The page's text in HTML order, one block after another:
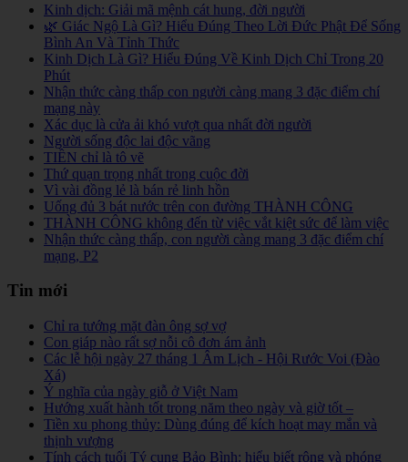
Kinh dịch: Giải mã mệnh cát hung, đời người
🌿 Giác Ngộ Là Gì? Hiểu Đúng Theo Lời Đức Phật Để Sống
Bình An Và Tỉnh Thức
Kinh Dịch Là Gì? Hiểu Đúng Về Kinh Dịch Chỉ Trong 20
Phút
Nhận thức càng thấp con người càng mang 3 đặc điểm chí
mạng này
Xác dục là cửa ải khó vượt qua nhất đời người
Người sống độc lai độc vãng
TIỀN chỉ là tô vẽ
Thứ quạn trọng nhất trong cuộc đời
Vì vài đồng lẻ là bán rẻ linh hồn
Uống đủ 3 bát nước trên con đường THÀNH CÔNG
THÀNH CÔNG không đến từ việc vắt kiệt sức để làm việc
Nhận thức càng thấp, con người càng mang 3 đặc điểm chí
mạng, P2
Tin mới
Chỉ ra tướng mặt đàn ông sợ vợ
Con giáp nào rất sợ nỗi cô đơn ám ảnh
Các lễ hội ngày 27 tháng 1 Âm Lịch - Hội Rước Voi (Đào
Xá)
Ý nghĩa của ngày giỗ ở Việt Nam
Hướng xuất hành tốt trong năm theo ngày và giờ tốt –
Tiền xu phong thủy: Dùng đúng để kích hoạt may mắn và
thịnh vượng
Tính cách tuổi Tý cung Bảo Bình: hiểu biết rộng và phóng